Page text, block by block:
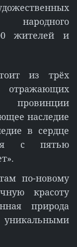
народного
жителей и
из трёх
провинции
наследие
в сердце
с пятью
по-новому
красоту
природа